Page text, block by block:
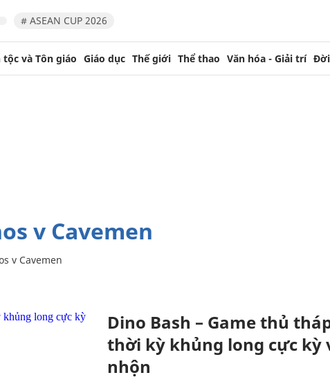
# ASEAN CUP 2026
tộc và Tôn giáo Giáo dục Thế giới Thể thao Văn hóa - Giải trí
v Cavemen
v Cavemen
Dino Bash – Game thủ
thời kỳ khủng long cực kỳ
nhộn